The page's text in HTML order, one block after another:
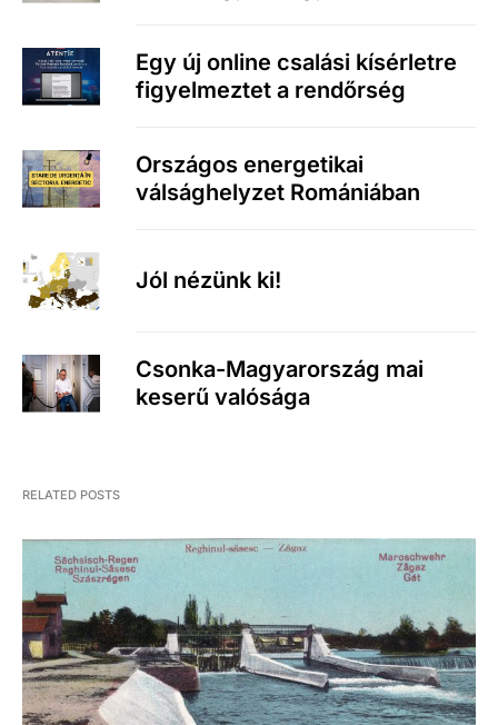
Egy új online csalási kísérletre
figyelmeztet a rendőrség
Országos energetikai
válsághelyzet Romániában
Jól nézünk ki!
Csonka-Magyarország mai
keserű valósága
RELATED POSTS